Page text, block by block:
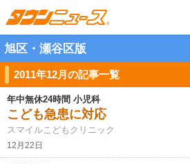
旭区・瀬谷区版
2011年12月の記事一覧
年中無休24時間 小児科
こども急患に対応
スマイルこどもクリニック
12月22日